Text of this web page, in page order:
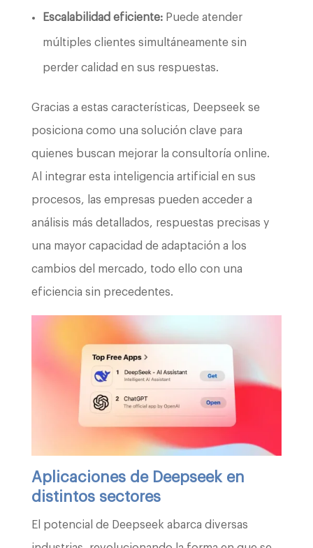
Escalabilidad eficiente:Puede atender
múltiples clientes simultáneamente sin
perder calidad en sus respuestas.
Gracias a estas características, Deepseek se
posiciona como una solución clave para
quienes buscan mejorar la consultoría online.
Al integrar esta inteligencia artificial en sus
procesos, las empresas pueden acceder a
análisis más detallados, respuestas precisas y
una mayor capacidad de adaptación a los
cambios del mercado, todo ello con una
eficiencia sin precedentes.
Aplicaciones de Deepseek en
distintos sectores
El potencial de Deepseek abarca diversas